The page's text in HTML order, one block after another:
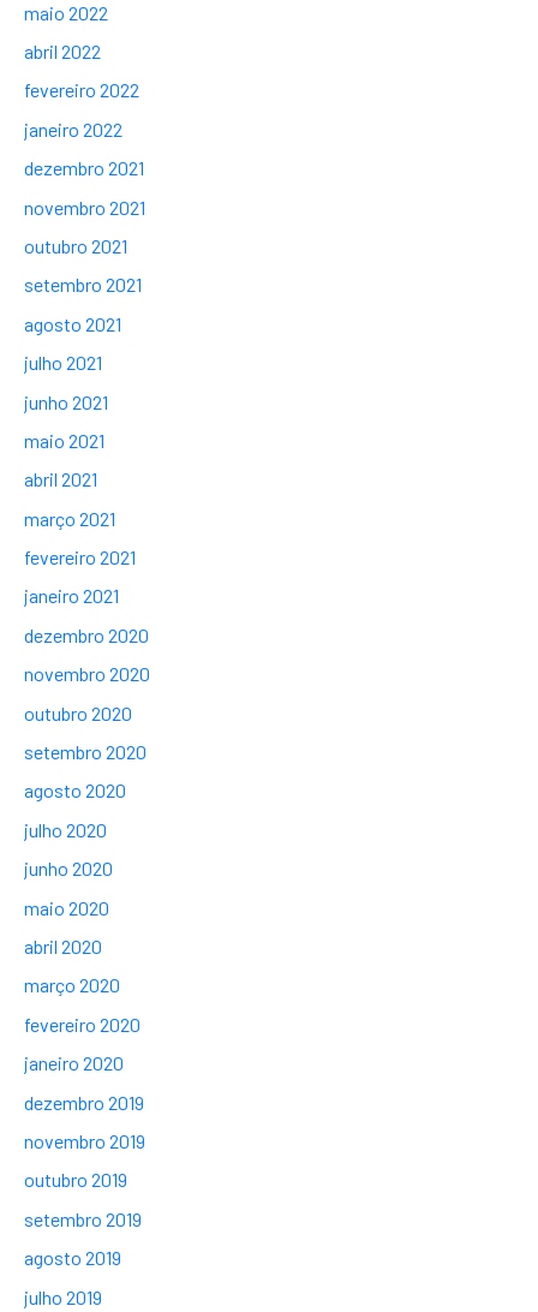
maio 2022
abril 2022
fevereiro 2022
janeiro 2022
dezembro 2021
novembro 2021
outubro 2021
setembro 2021
agosto 2021
julho 2021
junho 2021
maio 2021
abril 2021
março 2021
fevereiro 2021
janeiro 2021
dezembro 2020
novembro 2020
outubro 2020
setembro 2020
agosto 2020
julho 2020
junho 2020
maio 2020
abril 2020
março 2020
fevereiro 2020
janeiro 2020
dezembro 2019
novembro 2019
outubro 2019
setembro 2019
agosto 2019
julho 2019